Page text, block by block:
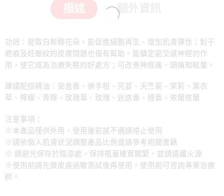
描述 額外資訊
功效：提取自新鮮花朵。能促進細胞再生、增加肌膚彈性；對于
疤痕及妊娠紋的皮膚問題也很有幫助。能鎮定副交感神經的作
用，使它成為治療失眠的好處方；可改善神經痛、頭痛和眩暈。
建議配搭精油：安息香、佛手柑、芫荽、天竺葵、茉莉、薰衣
草、檸檬、青檸、玫瑰草、玫瑰、迷迭香、檀香、依蘭依蘭
注意事項：
※本產品僅供外用，使用後若感不適請停止使用
※請依個人肌膚狀況調整產品比例或請參考相關書籍
※ 請避光保存於陰涼處，保持瓶蓋確實關緊，並請遠離火源
※使用前請先做皮慮過敏測試後再使用，使用前可咨詢專業治療
師。